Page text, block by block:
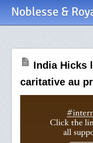
Noblesse &
India Hicks
caritative au